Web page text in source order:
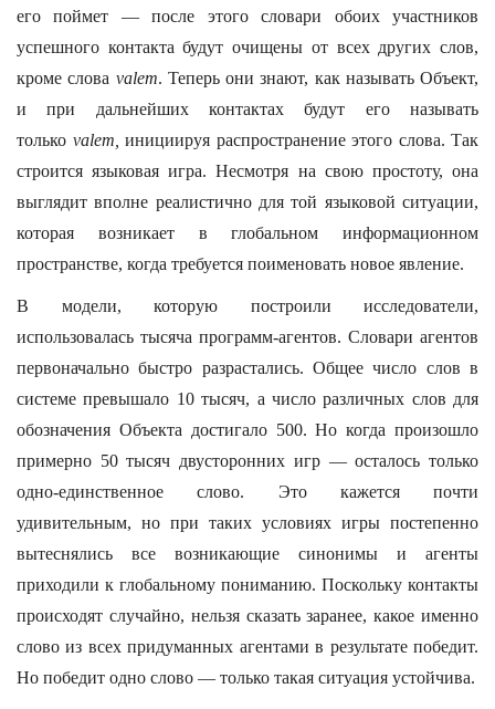
его поймет — после этого словари обоих участников
успешного контакта будут очищены от всех других слов,
кроме слова valem. Теперь они знают, как называть Объект,
и при дальнейших контактах будут его называть
только valem, инициируя распространение этого слова. Так
строится языковая игра. Несмотря на свою простоту, она
выглядит вполне реалистично для той языковой ситуации,
которая возникает в глобальном информационном
пространстве, когда требуется поименовать новое явление.
В модели, которую построили исследователи,
использовалась тысяча программ-агентов. Словари агентов
первоначально быстро разрастались. Общее число слов в
системе превышало 10 тысяч, а число различных слов для
обозначения Объекта достигало 500. Но когда произошло
примерно 50 тысяч двусторонних игр — осталось только
одно-единственное слово. Это кажется почти
удивительным, но при таких условиях игры постепенно
вытеснялись все возникающие синонимы и агенты
приходили к глобальному пониманию. Поскольку контакты
происходят случайно, нельзя сказать заранее, какое именно
слово из всех придуманных агентами в результате победит.
Но победит одно слово — только такая ситуация устойчива.